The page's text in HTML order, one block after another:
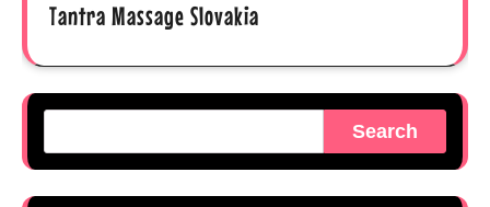
Tantra Massage Slovakia
Search